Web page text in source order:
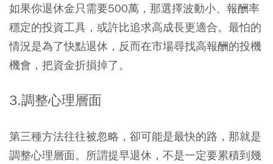
如果你退休金只需要500萬，那選擇波動小、報酬率
穩定的投資工具，或許比追求高成長更適合。最怕的
情況是為了快點退休，反而在市場尋找高報酬的投機
機會，把資金折損掉了。
3.調整心理層面
第三種方法往往被忽略，卻可能是最快的路，那就是
調整心理層面。所謂提早退休，不是一定要累積到幾